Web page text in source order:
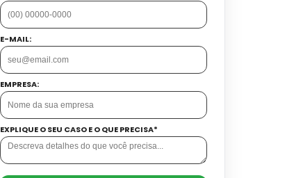
E-MAIL:
EMPRESA:
EXPLIQUE O SEU CASO E O QUE PRECISA*